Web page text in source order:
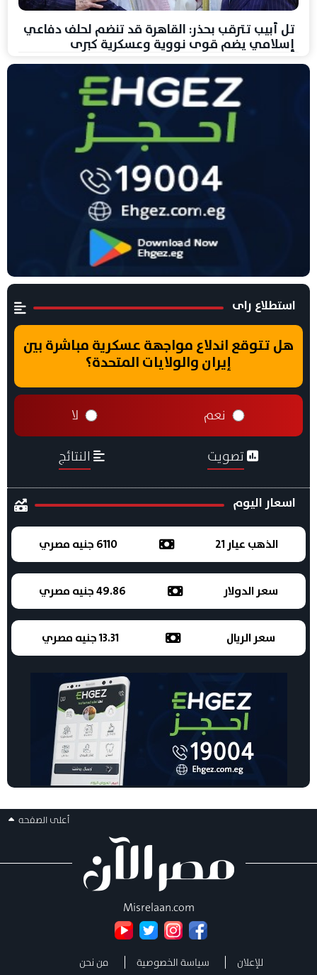
تل أبيب تترقب بحذر: القاهرة قد تنضم لحلف دفاعي
إسلامي يضم قوى نووية وعسكرية كبرى
استطلاع راى
هل تتوقع اندلاع مواجهة عسكرية مباشرة بين
إيران والولايات المتحدة؟
نعم لا
تصويت النتائج
اسعار اليوم
الذهب عيار 21 6110 جنيه مصري
سعر الدولار 49.86 جنيه مصري
سعر الريال 13.31 جنيه مصري
أعلى الصفحه
Misrelaan.com
للإعلان سياسة الخصوصية من نحن